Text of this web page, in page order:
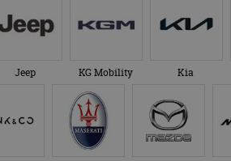
Jeep KG Mobility Kia